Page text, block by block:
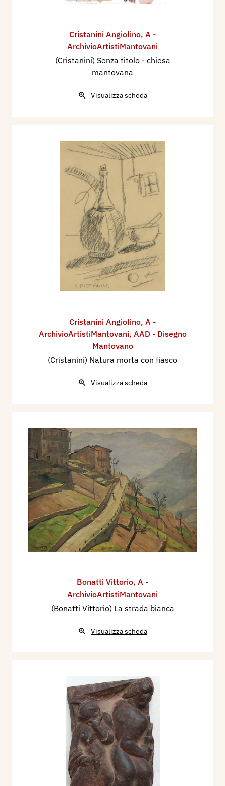
Cristanini Angiolino, A -
ArchivioArtistiMantovani
(Cristanini) Senza titolo - chiesa
mantovana
Visualizza scheda
Cristanini Angiolino, A -
ArchivioArtistiMantovani, AAD - Disegno
Mantovano
(Cristanini) Natura morta con fiasco
Visualizza scheda
Bonatti Vittorio, A -
ArchivioArtistiMantovani
(Bonatti Vittorio) La strada bianca
Visualizza scheda